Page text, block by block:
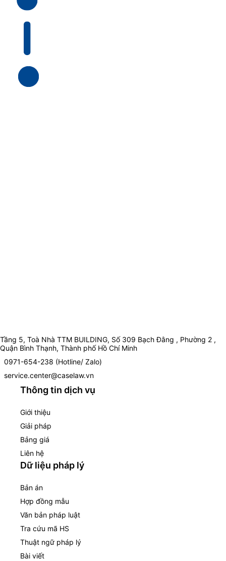
Tầng 5, Toà Nhà TTM BUILDING, Số 309 Bạch Đằng , Phường 2 ,
Quận Bình Thạnh, Thành phố Hồ Chí Minh
0971-654-238 (Hotline/ Zalo)
service.center@caselaw.vn
Thông tin dịch vụ
Giới thiệu
Giải pháp
Bảng giá
Liên hệ
Dữ liệu pháp lý
Bản án
Hợp đồng mẫu
Văn bản pháp luật
Tra cứu mã HS
Thuật ngữ pháp lý
Bài viết